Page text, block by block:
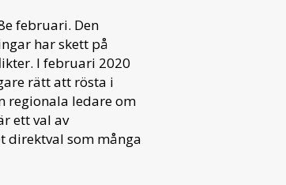
februari. Den
har skett på
I februari 2020
rätt att rösta i
regionala ledare om
ett val av
direktval som många